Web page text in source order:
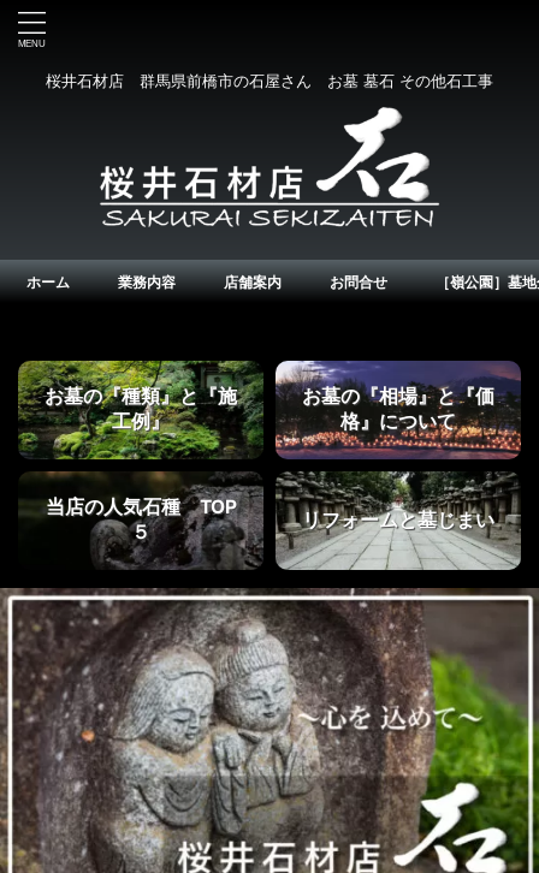
桜井石材店 群馬県前橋市の石屋さん お墓 墓石 その他石工事
ホーム 業務内容 店舗案内 お問合せ ［嶺公園］墓
お墓の『種類』と『施
工例』
お墓の『相場』と『価
格』について
当店の人気石種 TOP
５
リフォームと墓じまい